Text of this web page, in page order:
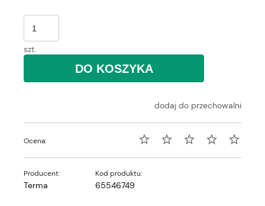
szt.
DO KOSZYKA
dodaj do przechowalni
Ocena:
Producent:
Terma
Kod produktu:
65546749